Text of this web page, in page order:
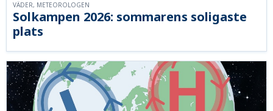
Solkampen 2026: sommarens soligaste
plats
VÄDER, METEOROLOGEN